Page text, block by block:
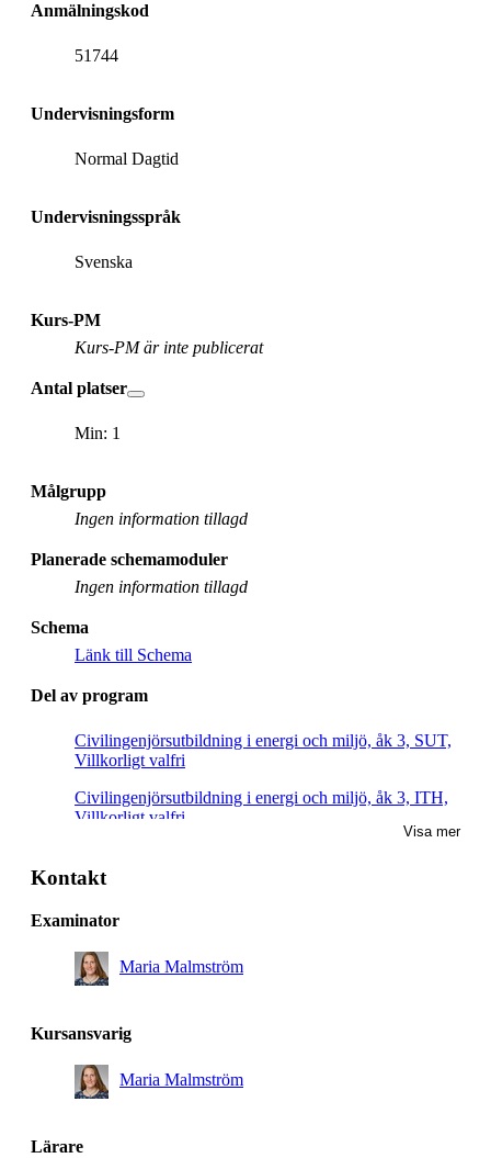
Anmälningskod
51744
Undervisningsform
Normal Dagtid
Undervisningsspråk
Svenska
Kurs-PM
Kurs-PM är inte publicerat
Antal platser
Min: 1
Målgrupp
Ingen information tillagd
Planerade schemamoduler
Ingen information tillagd
Schema
Länk till Schema
Del av program
Civilingenjörsutbildning i energi och miljö, åk 3, SUT,
Villkorligt valfri
Civilingenjörsutbildning i energi och miljö, åk 3, ITH,
Villkorligt valfri
Villkorligt valfri
Civilingenjörsutbildning i energi och miljö, åk 3, MES,
Villkorligt valfri
Civilingenjörsutbildning i energi och miljö, åk 3, MHI,
Villkorligt valfri
Civilingenjörsutbildning i energi och miljö, åk 3,
RENE, Villkorligt valfri
Civilingenjör och lärare, åk 5, TEMI, Villkorligt valfri
SMCS, Villkorligt valfri
Visa mer
Kontakt
Examinator
Maria Malmström
Kursansvarig
Maria Malmström
Lärare